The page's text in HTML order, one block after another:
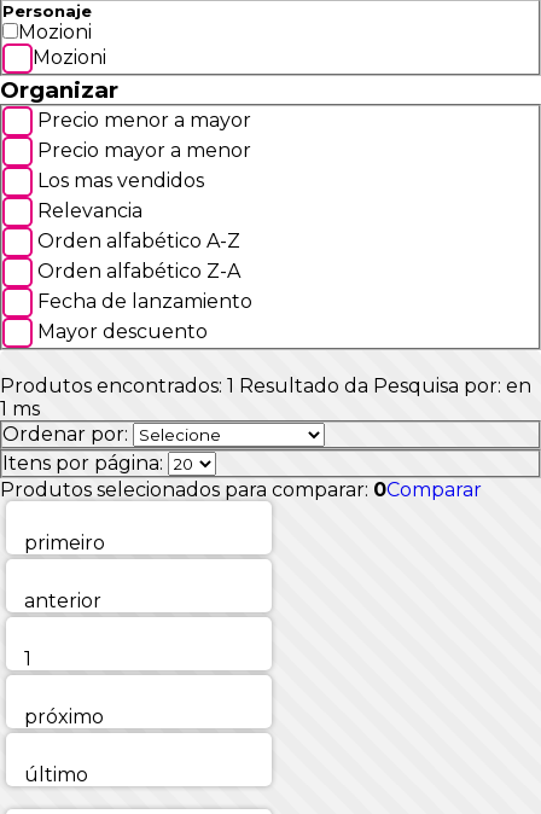
Personaje
Mozioni
Mozioni
Organizar
Precio menor a mayor
Precio mayor a menor
Los mas vendidos
Relevancia
Orden alfabético A-Z
Orden alfabético Z-A
Fecha de lanzamiento
Mayor descuento
Produtos encontrados: 1 Resultado da Pesquisa por: en
1 ms
Ordenar por:
Itens por página:
Produtos selecionados para comparar: 0Comparar
primeiro
anterior
1
próximo
último